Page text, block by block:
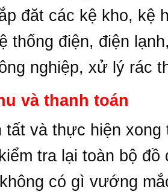
đăt các kệ kho, kệ
thống điện, điện
nghiệp, xử lý rác
và thanh toán
tất và thực hiện
tra lại toàn bộ
có gì vướng